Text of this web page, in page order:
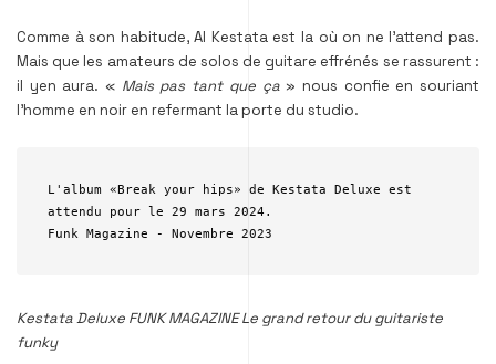
Comme à son habitude, Al Kestata est la où on ne l’attend pas.
Mais que les amateurs de solos de guitare effrénés se rassurent :
il yen aura. « Mais pas tant que ça» nous confie en souriant
l’homme en noir en refermant la porte du studio.
L'album «Break your hips» de Kestata Deluxe est
attendu pour le 29 mars 2024.
Funk Magazine - Novembre 2023
Kestata Deluxe FUNK MAGAZINE Le grand retour du guitariste
funky